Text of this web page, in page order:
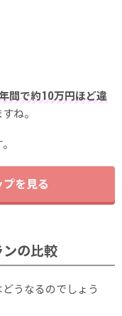
間で約10万円ほど違
ね。
を見る
の比較
うなるのでしょう